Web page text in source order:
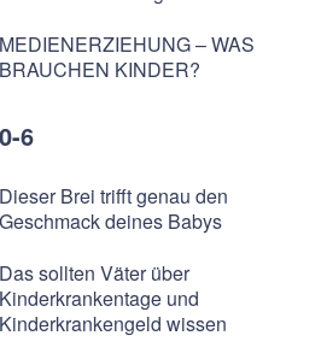
MEDIENERZIEHUNG – WAS
BRAUCHEN KINDER?
6
Dieser Brei trifft genau den
Geschmack deines Babys
Das sollten Väter über
Kinderkrankentage und
Kinderkrankengeld wissen